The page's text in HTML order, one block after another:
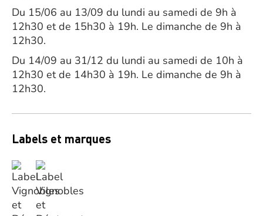
Du 15/06 au 13/09 du lundi au samedi de 9h à
12h30 et de 15h30 à 19h. Le dimanche de 9h à
12h30.
Du 14/09 au 31/12 du lundi au samedi de 10h à
12h30 et de 14h30 à 19h. Le dimanche de 9h à
12h30.
Labels et marques